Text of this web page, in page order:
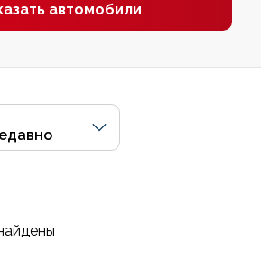
автомобили